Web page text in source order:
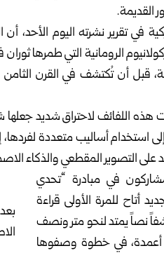
قبل أن تُكتشف في القرن
اللفائف لاحتراق شديد جعلها
استخدام أساليب متعددة
على التصوير المقطعي والذكاء
في مبادرة “تحدي
أتاح للمرة الأولى قراءة
نصاً يمتد لنحو متر ونصف
أعمدة، في خطوة وصفوها